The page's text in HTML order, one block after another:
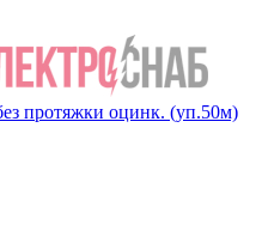
протяжки оцинк. (уп.50м)